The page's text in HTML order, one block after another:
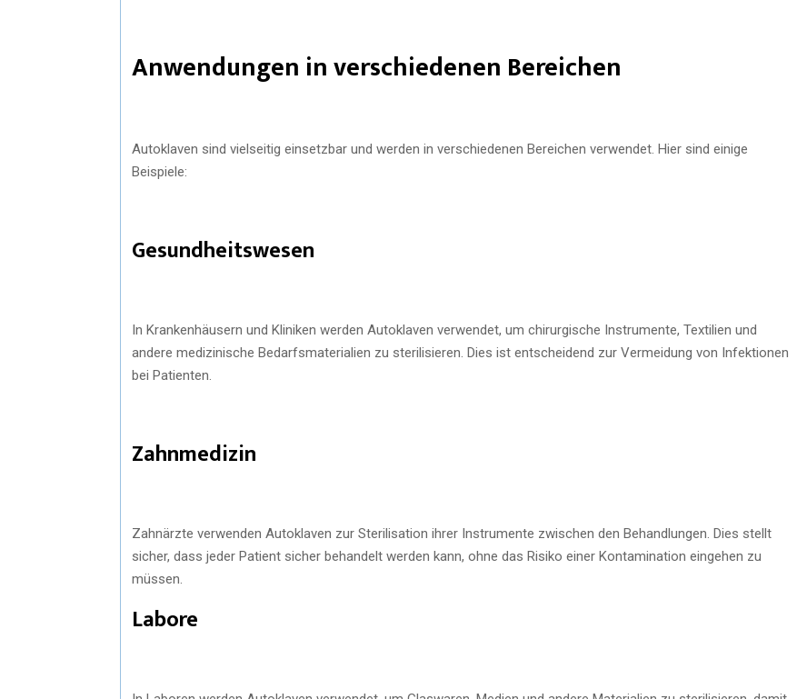
Anwendungen in verschiedenen Bereichen
Autoklaven sind vielseitig einsetzbar und werden in verschiedenen Bereichen verwendet. Hier sind einige
Beispiele:
Gesundheitswesen
In Krankenhäusern und Kliniken werden Autoklaven verwendet, um chirurgische Instrumente, Textilien und
andere medizinische Bedarfsmaterialien zu sterilisieren. Dies ist entscheidend zur Vermeidung von Infektionen
bei Patienten.
Zahnmedizin
Zahnärzte verwenden Autoklaven zur Sterilisation ihrer Instrumente zwischen den Behandlungen. Dies stellt
sicher, dass jeder Patient sicher behandelt werden kann, ohne das Risiko einer Kontamination eingehen zu
müssen.
Labore